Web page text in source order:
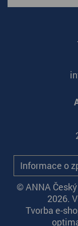
Informace o
© ANNA
2026.
Tvorba e-